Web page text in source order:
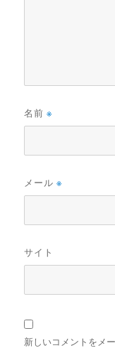
名前※
メール※
サイト
新しいコメントをメ